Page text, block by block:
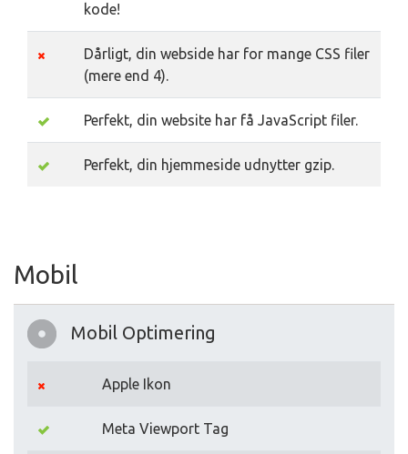
kode!
Dårligt, din webside har for mange CSS filer
(mere end 4).
Perfekt, din website har få JavaScript filer.
Perfekt, din hjemmeside udnytter gzip.
Mobil
Mobil Optimering
Apple Ikon
Meta Viewport Tag